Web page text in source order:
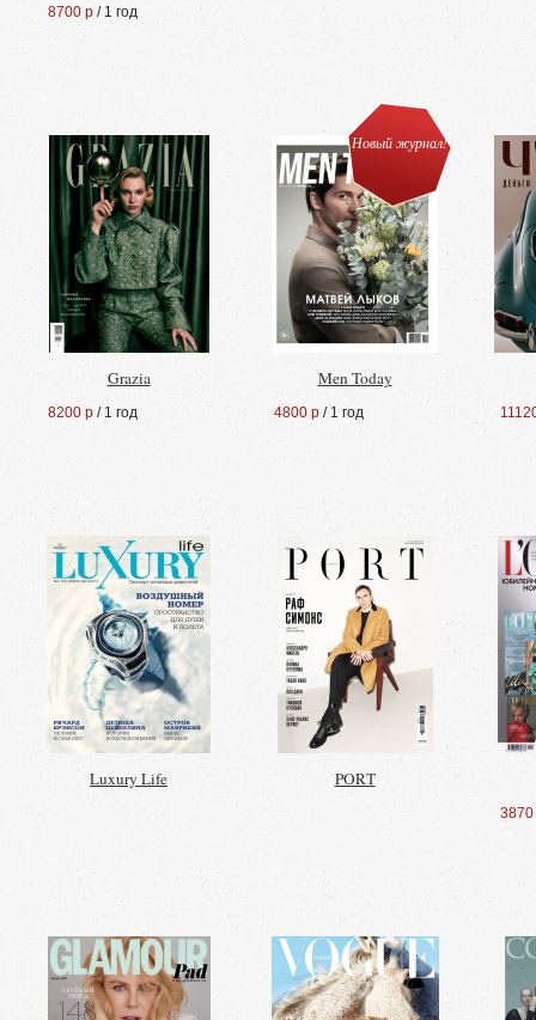
8700 р / 1 год
Grazia
8200 р / 1 год
Новый журнал!
Men Today
4800 р / 1 год
Luxury Life PORT
3870